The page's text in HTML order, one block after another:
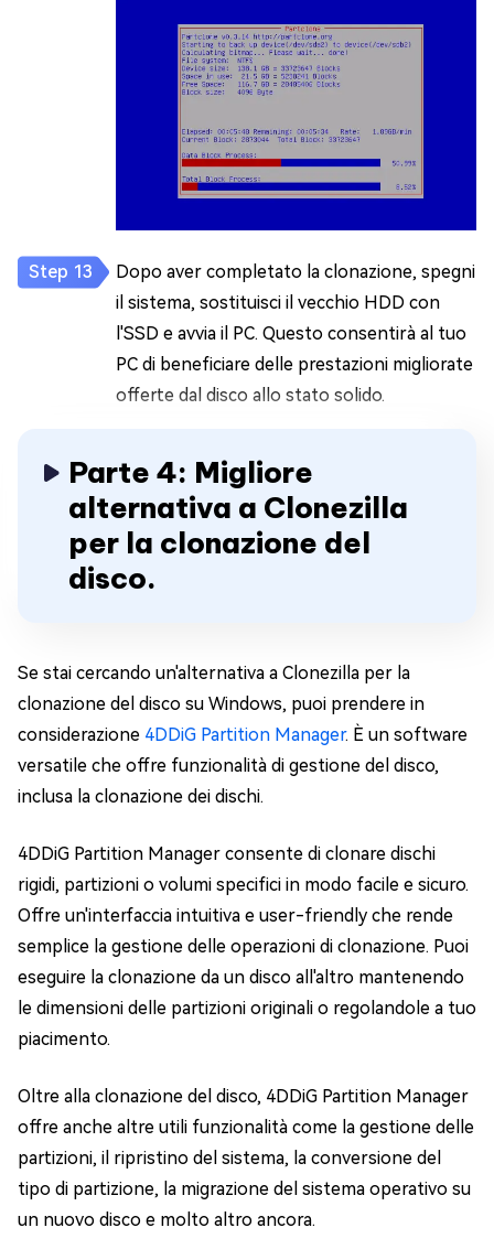
Dopo aver completato la clonazione, spegni
il sistema, sostituisci il vecchio HDD con
l'SSD e avvia il PC. Questo consentirà al tuo
PC di beneficiare delle prestazioni migliorate
offerte dal disco allo stato solido.
Parte 4: Migliore
alternativa a Clonezilla
per la clonazione del
disco.
Se stai cercando un'alternativa a Clonezilla per la
clonazione del disco su Windows, puoi prendere in
considerazione 4DDiG Partition Manager. È un software
versatile che offre funzionalità di gestione del disco,
inclusa la clonazione dei dischi.
4DDiG Partition Manager consente di clonare dischi
rigidi, partizioni o volumi specifici in modo facile e sicuro.
Offre un'interfaccia intuitiva e user-friendly che rende
semplice la gestione delle operazioni di clonazione. Puoi
eseguire la clonazione da un disco all'altro mantenendo
le dimensioni delle partizioni originali o regolandole a tuo
piacimento.
Oltre alla clonazione del disco, 4DDiG Partition Manager
offre anche altre utili funzionalità come la gestione delle
partizioni, il ripristino del sistema, la conversione del
tipo di partizione, la migrazione del sistema operativo su
un nuovo disco e molto altro ancora.